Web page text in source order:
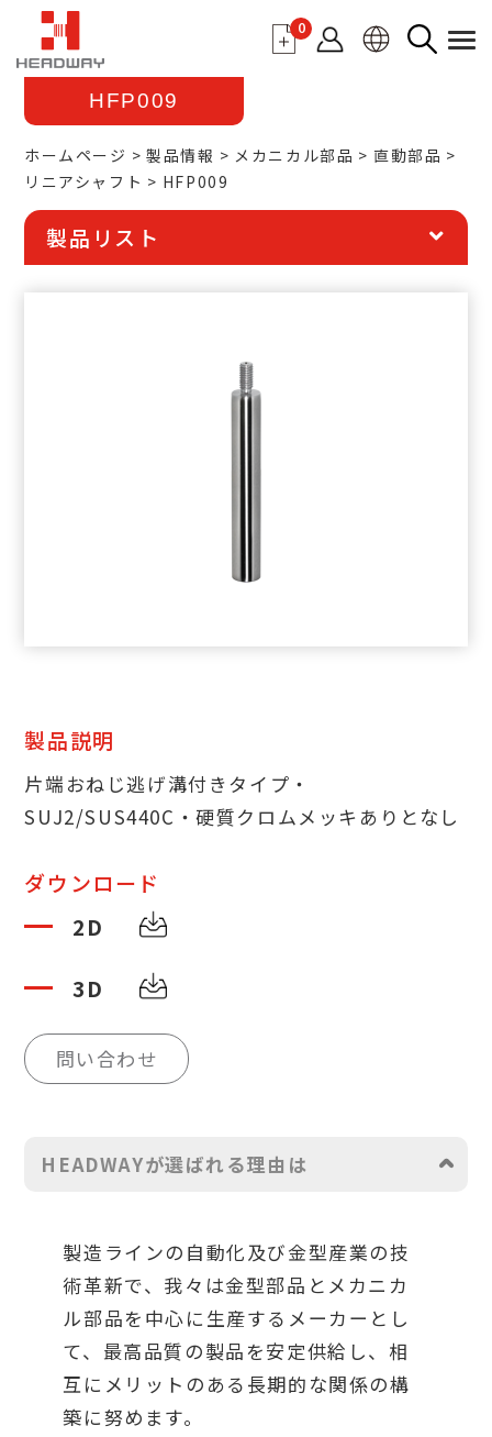
0
HFP009
ホームページ 製品情報 メカニカル部品
直動部品
リニアシャフト
HFP009
製品リスト
製品説明
片端おねじ逃げ溝付きタイプ・
SUJ2/SUS440C・硬質クロムメッキありとなし
ダウンロード
2D
3D
問い合わせ
HEADWAYが選ばれる理由は
製造ラインの自動化及び金型産業の技
術革新で、我々は金型部品とメカニカ
ル部品を中心に生産するメーカーとし
て、最高品質の製品を安定供給し、相
互にメリットのある長期的な関係の構
築に努めます。